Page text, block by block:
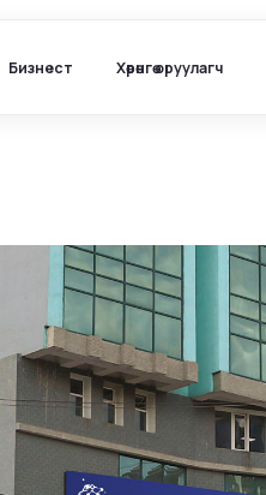
Бизнест Хөрөнгө оруулагч